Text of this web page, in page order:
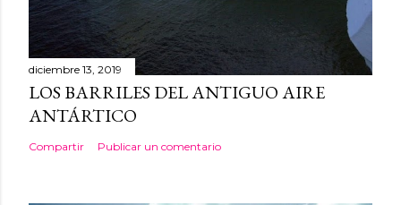
diciembre 13, 2019
LOS BARRILES DEL ANTIGUO AIRE
ANTÁRTICO
Compartir Publicar un comentario